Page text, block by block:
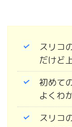
スリコ
だけど
初めて
よくわ
スリコ